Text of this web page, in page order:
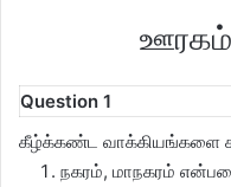
ஊரகம்,
Question 1
கீழ்க்கண்ட வாக்கியங்களை
நகரம், மாநகரம்